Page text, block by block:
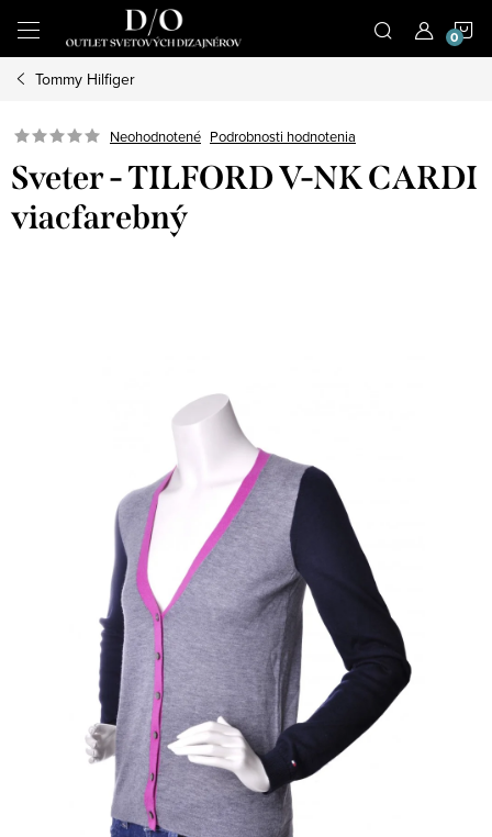
obsah
Tommy Hilfiger
Neohodnotené Podrobnosti hodnotenia
Sveter - TILFORD V-NK CARDI
viacfarebný